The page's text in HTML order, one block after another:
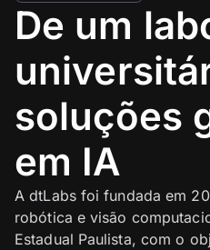
De um
soluções
em IA
A dtLabs foi fundada em
robótica e visão
Estadual Paulista, com o